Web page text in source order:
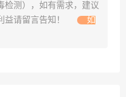
检测），如有需求，建议
请留言告知！
如